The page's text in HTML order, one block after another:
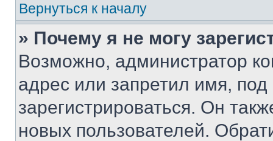
Вернуться к началу
» Почему я не могу
Возможно, администратор
адрес или запретил имя,
зарегистрироваться. Он
новых пользователей.